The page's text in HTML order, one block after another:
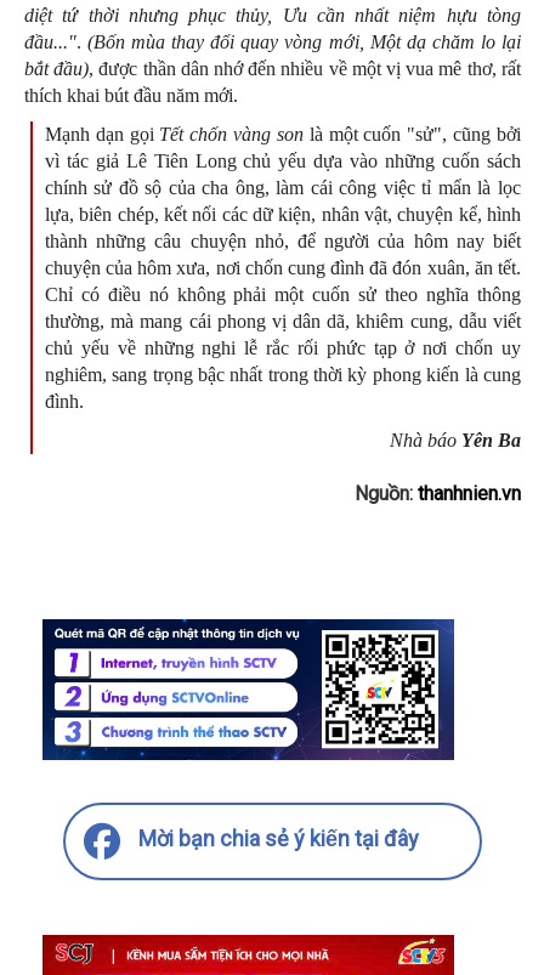
diệt tứ thời nhưng phục thủy, Ưu cần nhất niệm hựu tòng
đầu...".(Bốn mùa thay đổi quay vòng mới, Một dạ chăm lo lại
bắt đầu), được thần dân nhớ đến nhiều về một vị vua mê thơ, rất
thích khai bút đầu năm mới.
Mạnh dạn gọi Tết chốn vàng sonlà một cuốn "sử", cũng bởi
vì tác giả Lê Tiên Long chủ yếu dựa vào những cuốn sách
chính sử đồ sộ của cha ông, làm cái công việc tỉ mẩn là lọc
lựa, biên chép, kết nối các dữ kiện, nhân vật, chuyện kể, hình
thành những câu chuyện nhỏ, để người của hôm nay biết
chuyện của hôm xưa, nơi chốn cung đình đã đón xuân, ăn tết.
Chỉ có điều nó không phải một cuốn sử theo nghĩa thông
thường, mà mang cái phong vị dân dã, khiêm cung, dẫu viết
chủ yếu về những nghi lễ rắc rối phức tạp ở nơi chốn uy
nghiêm, sang trọng bậc nhất trong thời kỳ phong kiến là cung
đình.
Nhà báoYên Ba
Nguồn: thanhnien.vn
Mời bạn chia sẻ ý kiến tại đây